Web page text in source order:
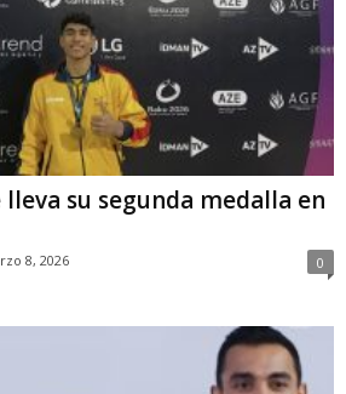
lleva su segunda medalla en
8, 2026 0